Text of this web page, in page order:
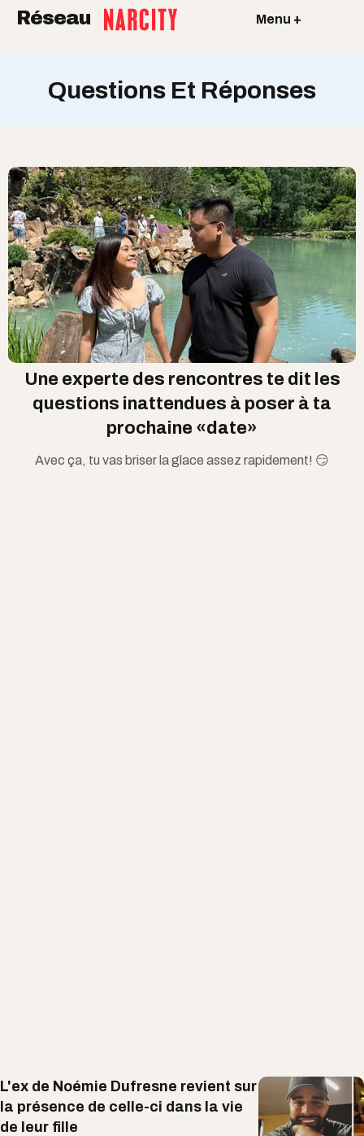
Réseau Menu +
Questions Et Réponses
Une experte des rencontres te dit les
questions inattendues à poser à ta
prochaine «date»
Avec ça, tu vas briser la glace assez rapidement! 😏
L'ex de Noémie Dufresne revient sur
la présence de celle-ci dans la vie
de leur fille